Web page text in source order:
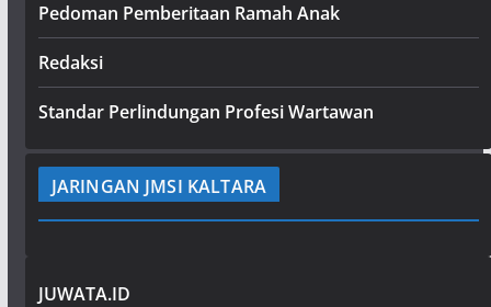
Pedoman Pemberitaan Ramah Anak
Redaksi
Standar Perlindungan Profesi Wartawan
JARINGAN JMSI KALTARA
JUWATA.ID